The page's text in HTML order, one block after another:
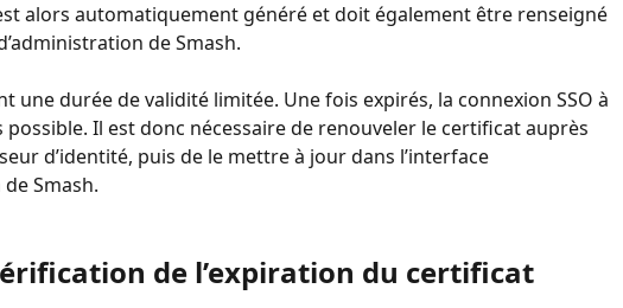
alors automatiquement généré et doit également être renseigné
de Smash.
une durée de validité limitée. Une fois expirés, la connexion SSO à
possible. Il est donc nécessaire de renouveler le certificat auprès
d’identité, puis de le mettre à jour dans l’interface
Smash.
de l’expiration du certificat